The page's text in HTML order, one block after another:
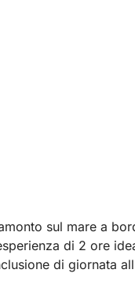
sul mare a
di 2 ore
di giornata
i riflessi dorati